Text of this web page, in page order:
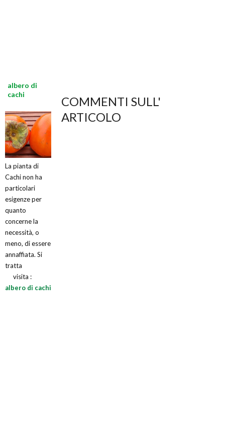
albero di
cachi
La pianta di
Cachi non ha
particolari
esigenze per
quanto
concerne la
necessità, o
meno, di essere
annaffiata. Si
tratta
visita :
albero di cachi
COMMENTI SULL'
ARTICOLO